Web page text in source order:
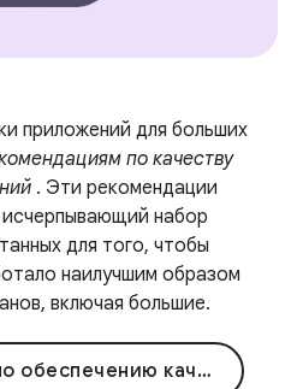
приложений для больших
по качеству
. Эти рекомендации
набор
для того, чтобы
наилучшим образом
включая большие.
Рекомендации по обеспечению качества